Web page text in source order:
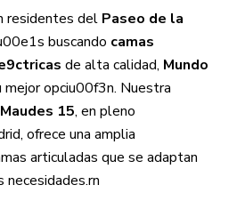
residentes del Paseo de la
buscando camas
de alta calidad, Mundo
mejor opciu00f3n. Nuestra
15, en pleno
ofrece una amplia
articuladas que se adaptan